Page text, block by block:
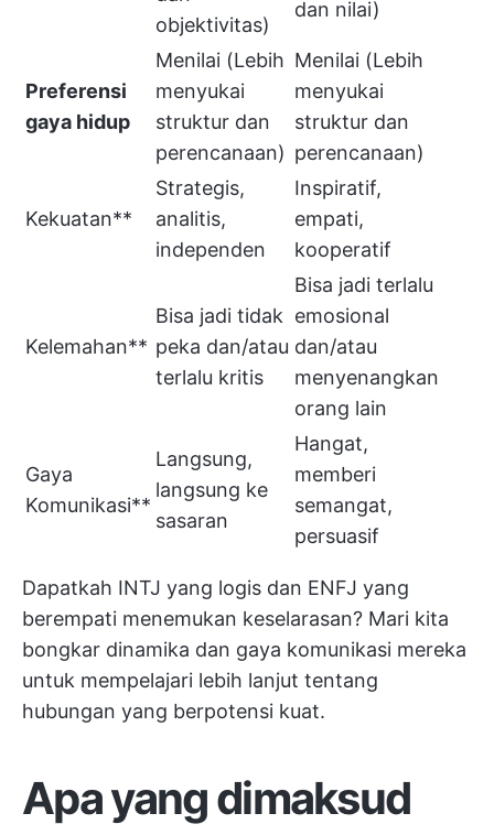
objektivitas)
dan nilai)
Preferensi
gaya hidup
Menilai (Lebih
menyukai
struktur dan
perencanaan)
Menilai (Lebih
menyukai
struktur dan
perencanaan)
Kekuatan**
Strategis,
analitis,
independen
Inspiratif,
empati,
kooperatif
Kelemahan**
Bisa jadi tidak
peka dan/atau
terlalu kritis
Bisa jadi terlalu
emosional
dan/atau
menyenangkan
orang lain
Gaya
Komunikasi**
Langsung,
langsung ke
sasaran
Hangat,
memberi
semangat,
persuasif
Dapatkah INTJ yang logis dan ENFJ yang
berempati menemukan keselarasan? Mari kita
bongkar dinamika dan gaya komunikasi mereka
untuk mempelajari lebih lanjut tentang
hubungan yang berpotensi kuat.
Apa yang dimaksud